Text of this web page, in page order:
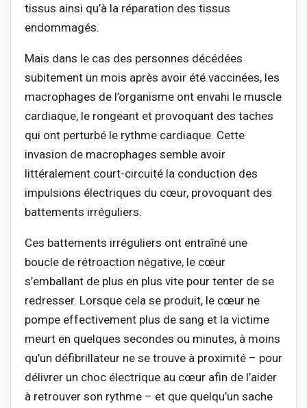
tissus ainsi qu’à la réparation des tissus
endommagés.
Mais dans le cas des personnes décédées
subitement un mois après avoir été vaccinées, les
macrophages de l’organisme ont envahi le muscle
cardiaque, le rongeant et provoquant des taches
qui ont perturbé le rythme cardiaque. Cette
invasion de macrophages semble avoir
littéralement court-circuité la conduction des
impulsions électriques du cœur, provoquant des
battements irréguliers.
Ces battements irréguliers ont entraîné une
boucle de rétroaction négative, le cœur
s’emballant de plus en plus vite pour tenter de se
redresser. Lorsque cela se produit, le cœur ne
pompe effectivement plus de sang et la victime
meurt en quelques secondes ou minutes, à moins
qu’un défibrillateur ne se trouve à proximité – pour
délivrer un choc électrique au cœur afin de l’aider
à retrouver son rythme – et que quelqu’un sache